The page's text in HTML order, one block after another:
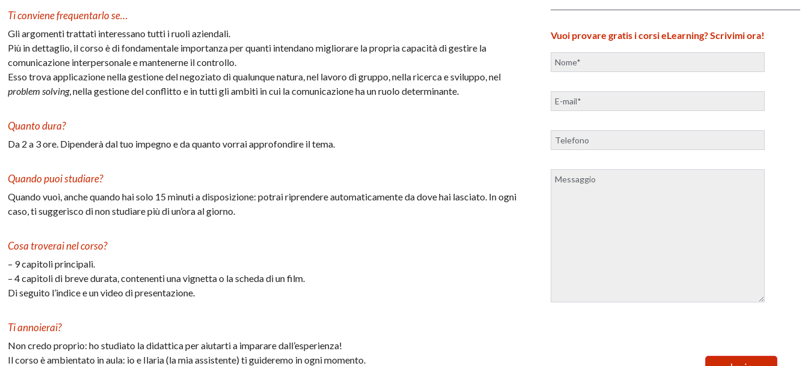
Ti conviene frequentarlo se…
Gli argomenti trattati interessano tutti i ruoli aziendali.
Più in dettaglio, il corso è di fondamentale importanza per quanti intendano migliorare la propria capacità di gestire la
comunicazione interpersonale e mantenerne il controllo.
Esso trova applicazione nella gestione del negoziato di qualunque natura, nel lavoro di gruppo, nella ricerca e sviluppo, nel
problem solving, nella gestione del conflitto e in tutti gli ambiti in cui la comunicazione ha un ruolo determinante.
Quanto dura?
Da 2 a 3 ore. Dipenderà dal tuo impegno e da quanto vorrai approfondire il tema.
Quando puoi studiare?
Quando vuoi, anche quando hai solo 15 minuti a disposizione: potrai riprendere automaticamente da dove hai lasciato. In ogni
caso, ti suggerisco di non studiare più di un’ora al giorno.
Cosa troverai nel corso?
– 9 capitoli principali.
– 4 capitoli di breve durata, contenenti una vignetta o la scheda di un film.
Di seguito l’indice e un video di presentazione.
Ti annoierai?
Non credo proprio: ho studiato la didattica per aiutarti a imparare dall’esperienza!
Il corso è ambientato in aula: io e Ilaria (la mia assistente) ti guideremo in ogni momento.
Vuoi provare gratis i corsi eLearning? Scrivimi ora!